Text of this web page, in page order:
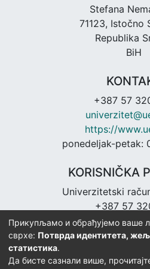
Stefana
71123, Istočno
Republika
BiH
+387 57
https://
ponedeljak-petak:
KORISNIČKA
Univerzitetski
+387 57
https://
Прикупљамо и обрађујемо ваше
сврхе: Потврда идентитета,
статистика.
Да бисте сазнали више,